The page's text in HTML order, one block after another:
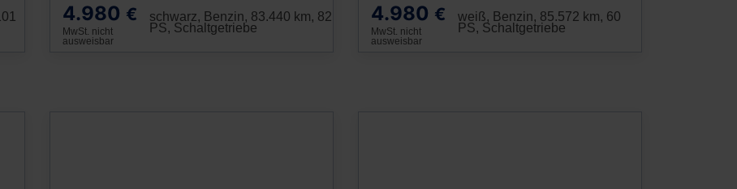
4.980 €
MwSt. nicht
ausweisbar
schwarz, Benzin, 83.440 km, 82
PS, Schaltgetriebe
4.980 €
MwSt. nicht
ausweisbar
weiß, Benzin, 85.572 km, 60
PS, Schaltgetriebe